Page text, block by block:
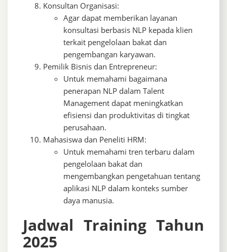
Konsultan Organisasi:
Agar dapat memberikan layanan
konsultasi berbasis NLP kepada klien
terkait pengelolaan bakat dan
pengembangan karyawan.
Pemilik Bisnis dan Entrepreneur:
Untuk memahami bagaimana
penerapan NLP dalam Talent
Management dapat meningkatkan
efisiensi dan produktivitas di tingkat
perusahaan.
Mahasiswa dan Peneliti HRM:
Untuk memahami tren terbaru dalam
pengelolaan bakat dan
mengembangkan pengetahuan tentang
aplikasi NLP dalam konteks sumber
daya manusia.
Jadwal Training Tahun
2025